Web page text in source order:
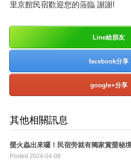
里京館民宿歡迎您的蒞臨 謝謝!
Line給朋友
facebook分享
google+分享
其他相關訊息
螢火蟲出來囉！民宿旁就有獨家賞螢秘
Posted 2024-04-08